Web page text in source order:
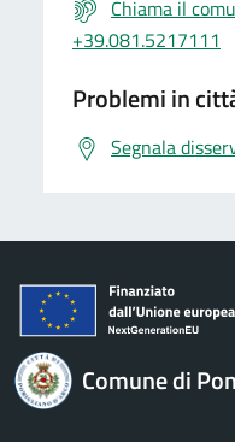
Chiama il
+39.081.5217111
Problemi in
Segnala
Comune di